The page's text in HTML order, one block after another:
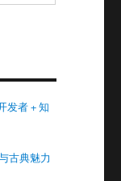
发者 + 知
古典魅力